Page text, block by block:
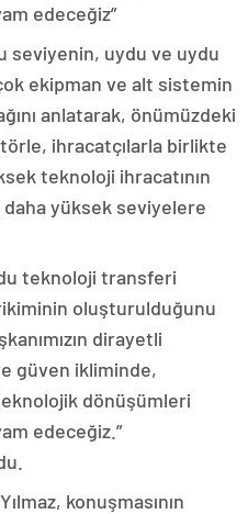
edeceğiz”
seviyenin, uydu ve uydu
ekipman ve alt sistemin
anlatarak, önümüzdeki
ihracatçılarla birlikte
teknoloji ihracatının
daha yüksek seviyelere
teknoloji transferi
oluşturulduğunu
dirayetli
güven ikliminde,
dönüşümleri
edeceğiz.”
konuşmasının